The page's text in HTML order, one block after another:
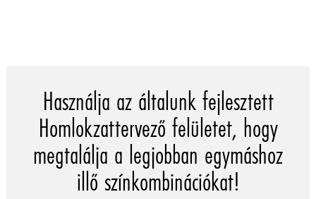
Használja az általunk fejlesztett
Homlokzattervező felületet, hogy
megtalálja a legjobban egymáshoz
illő színkombinációkat!